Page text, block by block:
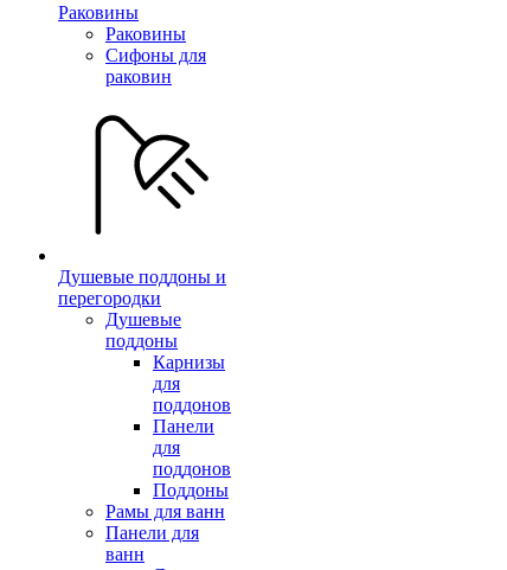
Раковины
Раковины
Сифоны для
раковин
Душевые поддоны и
перегородки
Душевые
поддоны
Карнизы
для
поддонов
Панели
для
поддонов
Поддоны
Рамы для ванн
Панели для
ванн